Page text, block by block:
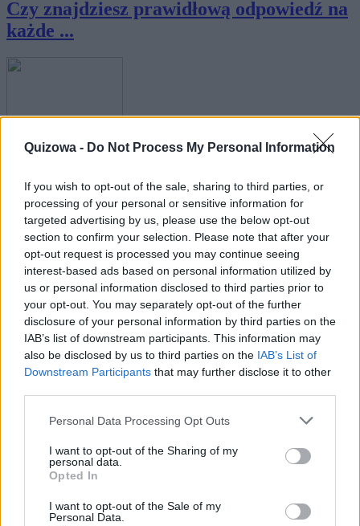
Quizowa - Do Not Process My Personal Information
If you wish to opt-out of the sale, sharing to third parties, or
processing of your personal or sensitive information for
targeted advertising by us, please use the below opt-out
section to confirm your selection. Please note that after your
opt-out request is processed you may continue seeing
interest-based ads based on personal information utilized by
us or personal information disclosed to third parties prior to
your opt-out. You may separately opt-out of the further
disclosure of your personal information by third parties on the
IAB’s list of downstream participants. This information may
also be disclosed by us to third parties on the IAB’s List of
Downstream Participants that may further disclose it to other
Personal Data Processing Opt Outs
I want to opt-out of the Sharing of my
personal data.
Opted In
I want to opt-out of the Sale of my
Personal Data.
Czy znajdziesz prawidłową odpowiedź na
każde ...
Nauka
Czy wybierzesz właściwą odpowiedź na te
pytan...
Wiedza ogólna
Czy będzie nam łatwo wybrać
prawidłową odpowi...